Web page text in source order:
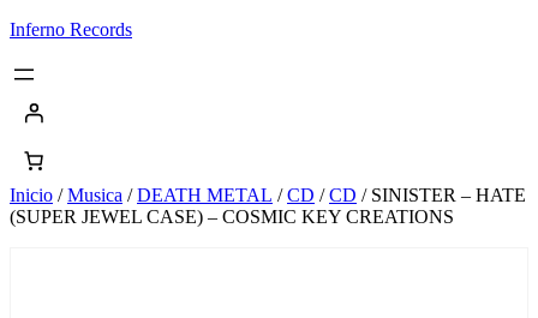
Saltar
contenido
Inferno Records
Inicio /Musica /DEATH METAL /CD /CD / SINISTER – HATE
(SUPER JEWEL CASE) – COSMIC KEY CREATIONS